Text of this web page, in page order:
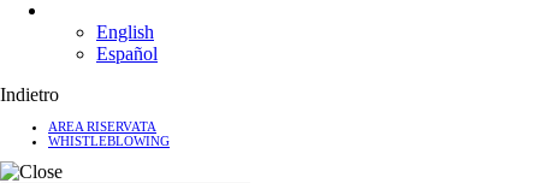
English
Español
Indietro
AREA RISERVATA
WHISTLEBLOWING